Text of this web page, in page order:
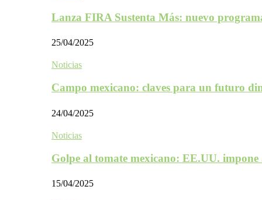
Lanza FIRA Sustenta Más: nuevo
25/04/2025
Noticias
Campo mexicano: claves para un futuro
24/04/2025
Noticias
Golpe al tomate mexicano: EE.UU.
15/04/2025